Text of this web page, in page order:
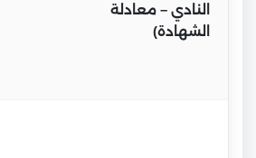
النادي – معادلة
الشهادة)